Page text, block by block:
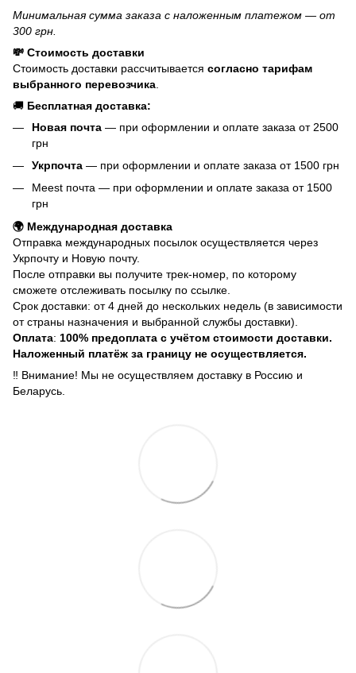
Минимальная сумма заказа с наложенным платежом — от
300 грн.
💸 Стоимость доставки
Стоимость доставки рассчитывается согласно тарифам
выбранного перевозчика
🚚 Бесплатная доставка:
Новая почта — при оформлении и оплате заказа от 2500
грн
Укрпочта — при оформлении и оплате заказа от 1500 грн
Meest почта — при оформлении и оплате заказа от 1500
грн
🌍 Международная доставка
Отправка международных посылок осуществляется через
Укрпочту и Новую почту.
После отправки вы получите трек-номер, по которому
сможете отслеживать посылку по ссылке.
Срок доставки: от 4 дней до нескольких недель (в зависимости
от страны назначения и выбранной службы доставки).
Оплата: 100% предоплата с учётом стоимости доставки.
Наложенный платёж за границу не осуществляется.
‼️ Внимание! Мы не осуществляем доставку в Россию и
Беларусь.